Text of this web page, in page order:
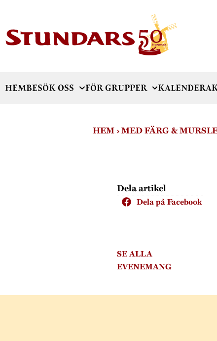
HEMBESÖK OSS FÖR GRUPPER KALENDER
HEM›MED FÄRG &
Dela artikel
Dela på Facebook
SE ALLA
EVENEMANG